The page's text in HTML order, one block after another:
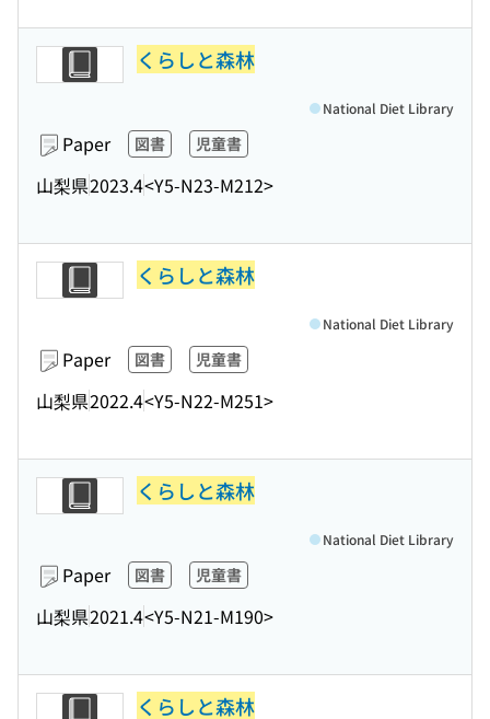
くらしと森林
Paper 図書 児童書
山梨県2023.4<Y5-N23-M212>
National Diet Library
くらしと森林
Paper 図書 児童書
山梨県2022.4<Y5-N22-M251>
National Diet Library
くらしと森林
Paper 図書 児童書
山梨県2021.4<Y5-N21-M190>
National Diet Library
くらしと森林